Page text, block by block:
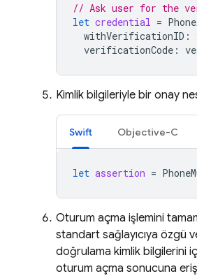
// Ask user for the
let credential =
withVerificationID :
verificationCode :
Kimlik bilgileriyle bir onay
Swift Objective-C
let assertion =
Oturum açma işlemini
standart sağlayıcıya özgü
doğrulama kimlik bilgilerini
oturum açma sonucuna